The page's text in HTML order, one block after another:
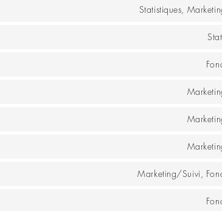
Statistiques,
Marketing/Suivi,